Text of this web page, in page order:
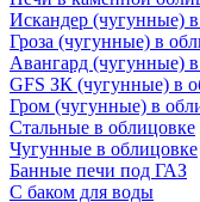
Искандер (чугунные)
Гроза (чугунные) в
Авангард (чугунные)
GFS ЗК (чугунные) в
Гром (чугунные) в
Стальные в облицовке
Чугунные в облицовке
Банные печи под ГАЗ
С баком для воды